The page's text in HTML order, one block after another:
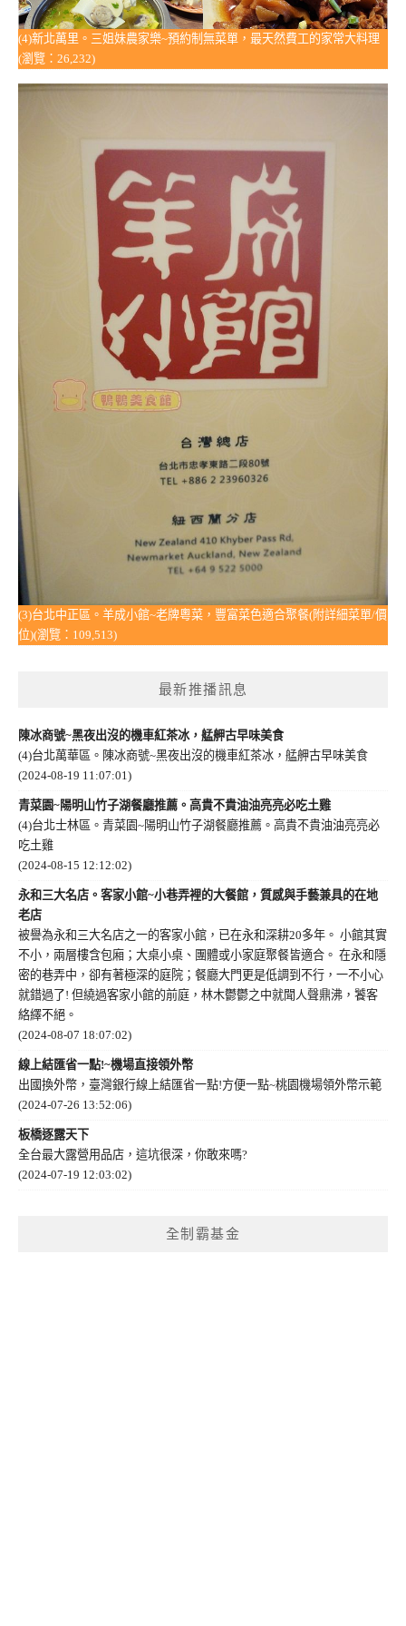
(4)新北萬里。三姐妹農家樂~預約制無菜單，最天然費工的家常大料理
(瀏覽：26,232)
(3)台北中正區。羊成小館~老牌粵菜，豐富菜色適合聚餐(附詳細菜單/價
位)(瀏覽：109,513)
最新推播訊息
陳冰商號~黑夜出沒的機車紅茶冰，艋舺古早味美食
(4)台北萬華區。陳冰商號~黑夜出沒的機車紅茶冰，艋舺古早味美食
(2024-08-19 11:07:01)
青菜園~陽明山竹子湖餐廳推薦。高貴不貴油油亮亮必吃土雞
(4)台北士林區。青菜園~陽明山竹子湖餐廳推薦。高貴不貴油油亮亮必
吃土雞
(2024-08-15 12:12:02)
永和三大名店。客家小館~小巷弄裡的大餐館，質感與手藝兼具的在地
老店
被譽為永和三大名店之一的客家小館，已在永和深耕20多年。 小館其實
不小，兩層樓含包廂；大桌小桌、團體或小家庭聚餐皆適合。 在永和隱
密的巷弄中，卻有著極深的庭院；餐廳大門更是低調到不行，一不小心
就錯過了! 但繞過客家小館的前庭，林木鬱鬱之中就聞人聲鼎沸，饕客
絡繹不絕。
(2024-08-07 18:07:02)
線上結匯省一點!~機場直接領外幣
出國換外幣，臺灣銀行線上結匯省一點!方便一點~桃園機場領外幣示範
(2024-07-26 13:52:06)
板橋逐露天下
全台最大露營用品店，這坑很深，你敢來嗎?
(2024-07-19 12:03:02)
全制霸基金